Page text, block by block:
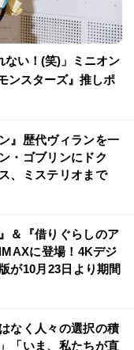
ない！(笑)」ミニオン
ンスターズ』推しポ
』歴代ヴィランを一
・ゴブリンにドク
、ミステリオまで
＆『借りぐらしのア
に登場！4Kデジ
が10月23日より期間
なく人々の選択の積
「いま、私たちが直